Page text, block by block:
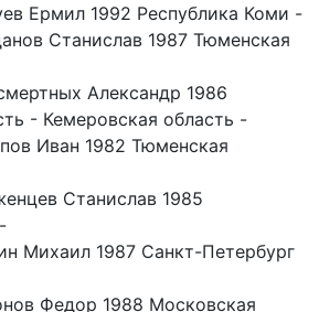
Ермил 1992 Республика Коми -
Станислав 1987 Тюменская
Александр 1986
- Кемеровская область -
Иван 1982 Тюменская
Станислав 1985
Михаил 1987 Санкт-Петербург
Федор 1988 Московская